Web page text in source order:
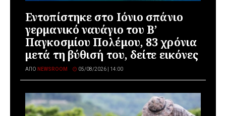
Εντοπίστηκε στο Ιόνιο σπάνιο
γερμανικό ναυάγιο του Β’
Παγκοσμίου Πολέμου, 83 χρόνια
μετά τη βύθισή του, δείτε εικόνες
ΑΠΌ NEWSROOM 05/08/2026 | 14:00